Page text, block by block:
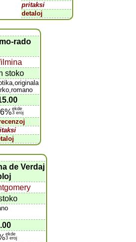
pritaksi
detaloj
rado
stoko
ekde
3 eroj
de Verdaj
ekde
3 eroj